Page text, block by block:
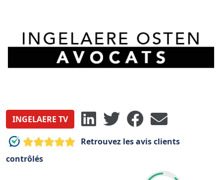
INGELAERE TV
Retrouvez les avis clients
contrôlés